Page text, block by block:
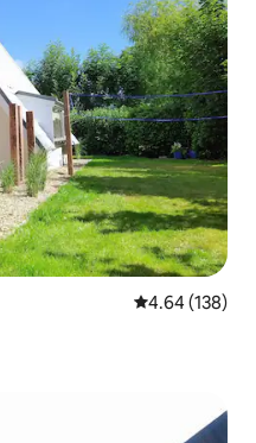
Calificación
4.64 (138)